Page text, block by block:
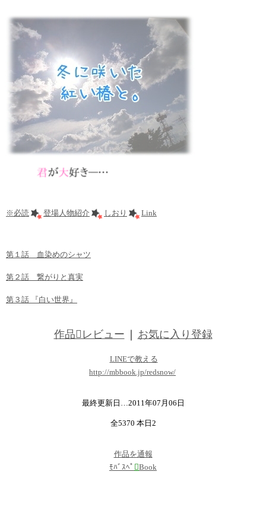
※必読 登場人物紹介 しおり Link
第１話 血染めのシャツ
第２話 繋がりと真実
第３話 『白い世界』
作品レビュー お気に入り登録
LINEで教える
http://mbbook.jp/redsnow/
最終更新日…2011年07月06日
全5370 本日2
作品を通報
ﾓﾊﾞｽﾍﾟ Book